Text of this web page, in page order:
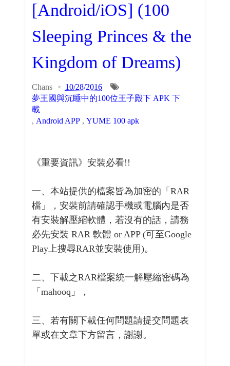
[Android/iOS] (100
Sleeping Princes & the
Kingdom of Dreams)
Chans
10/28/2016
夢王國與沉睡中的100位王子殿下 APK 下
載
, Android APP, YUME 100 apk
《重要資訊》安裝必看!!
一、本站提供的檔案皆為加密的「RAR
檔」，安裝前請確認手機或電腦內是否
有安裝解壓縮軟體，若沒有的話，請務
必先安裝 RAR 軟體 or APP (可至Google
Play上搜尋RAR並安裝使用)。
二、下載之RAR檔案統一解壓縮密碼為
「mahooq」，
三、若有關下載任何問題請提交問題表
單或在文章下方留言，謝謝。